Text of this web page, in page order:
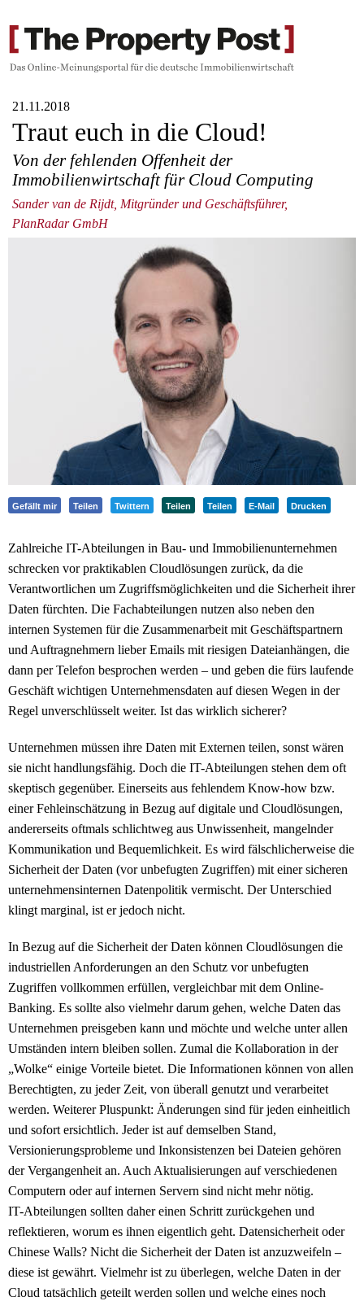
21.11.2018
Traut euch in die Cloud!
Von der fehlenden Offenheit der
Immobilienwirtschaft für Cloud Computing
Sander van de Rijdt, Mitgründer und Geschäftsführer,
PlanRadar GmbH
Gefällt mir Teilen Twittern Teilen Teilen E-Mail Drucken
Zahlreiche IT-Abteilungen in Bau- und Immobilienunternehmen
schrecken vor praktikablen Cloudlösungen zurück, da die
Verantwortlichen um Zugriffsmöglichkeiten und die Sicherheit ihrer
Daten fürchten. Die Fachabteilungen nutzen also neben den
internen Systemen für die Zusammenarbeit mit Geschäftspartnern
und Auftragnehmern lieber Emails mit riesigen Dateianhängen, die
dann per Telefon besprochen werden – und geben die fürs laufende
Geschäft wichtigen Unternehmensdaten auf diesen Wegen in der
Regel unverschlüsselt weiter. Ist das wirklich sicherer?
Unternehmen müssen ihre Daten mit Externen teilen, sonst wären
sie nicht handlungsfähig. Doch die IT-Abteilungen stehen dem oft
skeptisch gegenüber. Einerseits aus fehlendem Know-how bzw.
einer Fehleinschätzung in Bezug auf digitale und Cloudlösungen,
andererseits oftmals schlichtweg aus Unwissenheit, mangelnder
Kommunikation und Bequemlichkeit. Es wird fälschlicherweise die
Sicherheit der Daten (vor unbefugten Zugriffen) mit einer sicheren
unternehmensinternen Datenpolitik vermischt. Der Unterschied
klingt marginal, ist er jedoch nicht.
In Bezug auf die Sicherheit der Daten können Cloudlösungen die
industriellen Anforderungen an den Schutz vor unbefugten
Zugriffen vollkommen erfüllen, vergleichbar mit dem Online-
Banking. Es sollte also vielmehr darum gehen, welche Daten das
Unternehmen preisgeben kann und möchte und welche unter allen
Umständen intern bleiben sollen. Zumal die Kollaboration in der
„Wolke“ einige Vorteile bietet. Die Informationen können von allen
Berechtigten, zu jeder Zeit, von überall genutzt und verarbeitet
werden. Weiterer Pluspunkt: Änderungen sind für jeden einheitlich
und sofort ersichtlich. Jeder ist auf demselben Stand,
Versionierungsprobleme und Inkonsistenzen bei Dateien gehören
der Vergangenheit an. Auch Aktualisierungen auf verschiedenen
Computern oder auf internen Servern sind nicht mehr nötig.
IT-Abteilungen sollten daher einen Schritt zurückgehen und
reflektieren, worum es ihnen eigentlich geht. Datensicherheit oder
Chinese Walls? Nicht die Sicherheit der Daten ist anzuzweifeln –
diese ist gewährt. Vielmehr ist zu überlegen, welche Daten in der
Cloud tatsächlich geteilt werden sollen und welche eines noch